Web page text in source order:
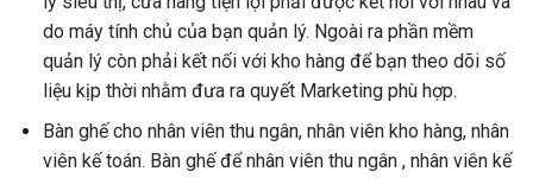
do máy tính chủ của bạn quản lý. Ngoài ra phần mềm
quản lý còn phải kết nối với kho hàng để bạn theo dõi số
liệu kịp thời nhằm đưa ra quyết Marketing phù hợp.
Bàn ghế cho nhân viên thu ngân, nhân viên kho hàng, nhân
viên kế toán. Bàn ghế để nhân viên thu ngân , nhân viên kế